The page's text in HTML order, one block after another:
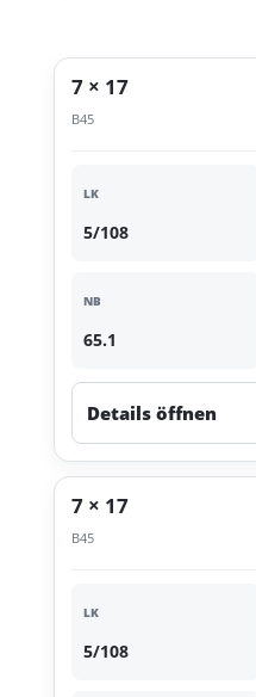
7 × 17
B45
LK
5/108
NB
65.1
Details öffnen
7 × 17
B45
LK
5/108